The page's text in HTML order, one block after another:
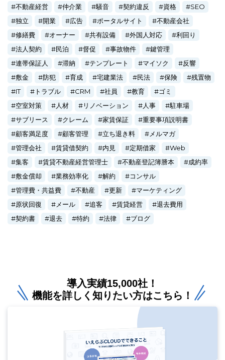
不動産経営
仲介業 騒音 契約違反 資格
SEO
独立
開業 広告 ポータルサイト
不動産会社
修繕費
オーナー 共有設備 外国人対応
利回り
法人契約
民泊 督促 事故物件
鍵管理
連帯保証人
滞納 テンプレート マイソク
反響
敷金
防犯 育成 宅建業法 民法 保険
残置物
IT
トラブル CRM 社員 教育
ゴミ
空室対策
人材 リノベーション 人事
駐車場
サブリース
クレーム 家賃保証
重要事項説明書
顧客満足度
顧客管理 立ち退き料
メルマガ
管理会社
賃貸借契約 内見 定期借家
Web
集客
賃貸不動産経営管理士 不動産登記簿謄本
成約率
敷金償却
業務効率化 解約
コンサル
管理費・共益費
不動産 更新
マーケティング
原状回復
メール 追客 賃貸経営
退去費用
契約書
退去 特約 法律 ブログ
導入実績15,000社！
機能を詳しく知りたい方はこちら！